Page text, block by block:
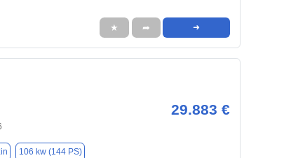
★ ➦ ➜
29.883 €
106 kw (144 PS)